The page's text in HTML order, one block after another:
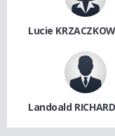
Lucie
Landoald RICHARD